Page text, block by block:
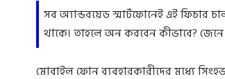
সব অ্যান্ডরয়েড স্মার্টফোনেই এই ফিচার
থাকে। তাহলে অন করবেন কীভাবে? জেনে
মোবাইল ফোন ব্যবহারকারীদের মধ্যে